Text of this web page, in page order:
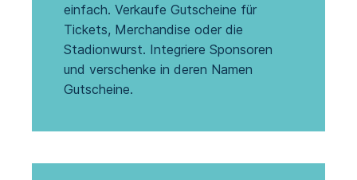
einfach. Verkaufe Gutscheine für
Tickets, Merchandise oder die
Stadionwurst. Integriere Sponsoren
und verschenke in deren Namen
Gutscheine.